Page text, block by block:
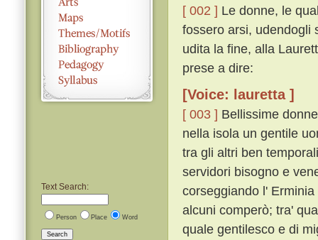
Text Search:
Person Place Word
Search
[ 002 ] Le donne, le
fossero arsi, udendogli
udita la fine, alla
prese a dire:
[Voice: lauretta ]
[ 003 ] Bellissime
nella isola un gentile
tra gli altri ben
servidori bisogno e
corseggiando l'
alcuni comperò; tra'
quale gentilesco e di